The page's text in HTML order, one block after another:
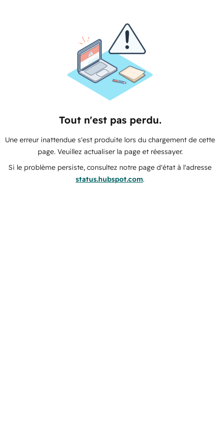
Tout n'est pas perdu.
Une erreur inattendue s'est produite lors du chargement de cette
page. Veuillez actualiser la page et réessayer.
Si le problème persiste, consultez notre page d'état à l'adresse
status.hubspot.com.